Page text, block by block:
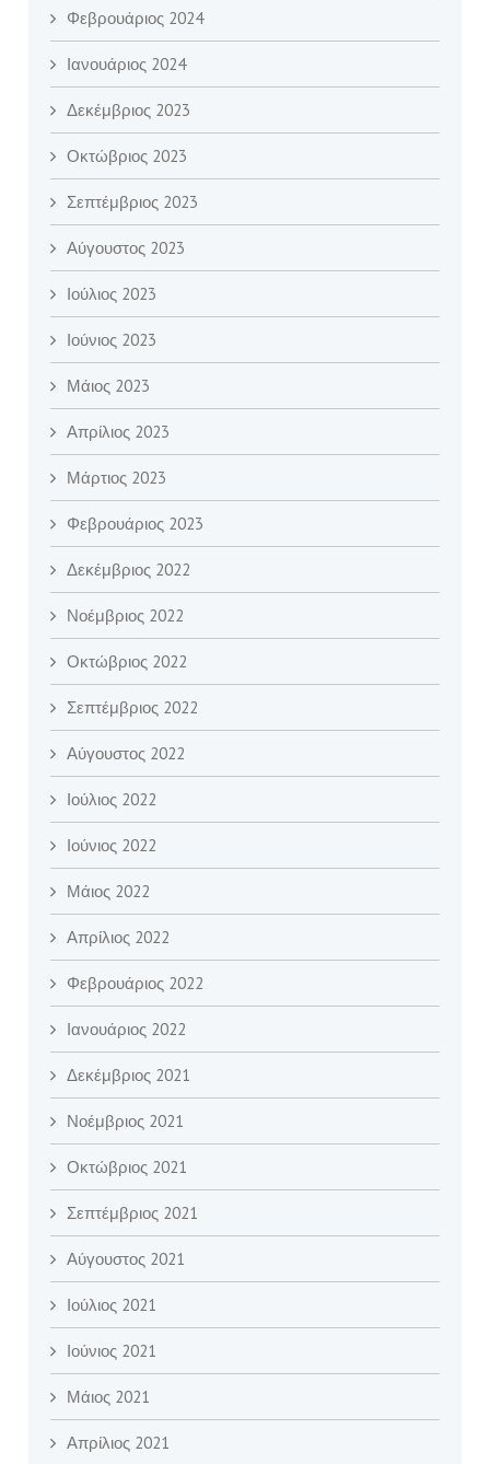
Φεβρουάριος 2024
Ιανουάριος 2024
Δεκέμβριος 2023
Οκτώβριος 2023
Σεπτέμβριος 2023
Αύγουστος 2023
Ιούλιος 2023
Ιούνιος 2023
Μάιος 2023
Απρίλιος 2023
Μάρτιος 2023
Φεβρουάριος 2023
Δεκέμβριος 2022
Νοέμβριος 2022
Οκτώβριος 2022
Σεπτέμβριος 2022
Αύγουστος 2022
Ιούλιος 2022
Ιούνιος 2022
Μάιος 2022
Απρίλιος 2022
Φεβρουάριος 2022
Ιανουάριος 2022
Δεκέμβριος 2021
Νοέμβριος 2021
Οκτώβριος 2021
Σεπτέμβριος 2021
Αύγουστος 2021
Ιούλιος 2021
Ιούνιος 2021
Μάιος 2021
Απρίλιος 2021